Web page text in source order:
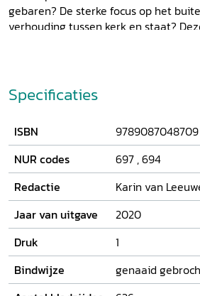
gebaren? De sterke focus op het
verhouding tussen kerk en staat?
kerngegevens zijn verankerd in de
brengt, aan de hand van
debatten over fundamentele
zien hoe er in politieke en
De lezer wordt meegenomen langs
(sobere) aard van de grondwet, de
Nederland tot de wereld, de
vrouw, de vertegenwoordiging van
van religie in de Nederlandse
inleidingen gidsen de lezer langs de
verrassend actueel zijn.
Specificaties
ISBN
9789087048709
NUR codes
697 ,694
Redactie
Karin van
Jaar van uitgave
2020
Druk
1
Bindwijze
genaaid